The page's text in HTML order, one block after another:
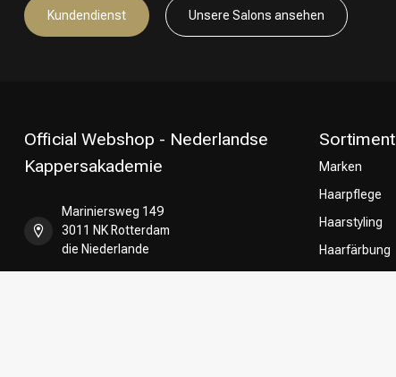
Kundendienst Unsere Salons ansehen
Official Webshop - Nederlandse
Kappersakademie
Mariniersweg 149
3011 NK Rotterdam
die Niederlande
Sortiment
Marken
Haarpflege
Haarstyling
Haarfärbung